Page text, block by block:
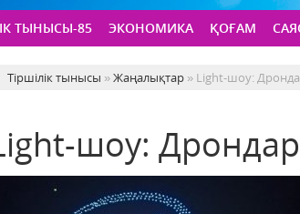
ТЫНЫСЫ-85 ЭКОНОМИКА ҚОҒАМ
Тіршілік тынысы »Жаңалықтар » Light-шоу:
шоу: